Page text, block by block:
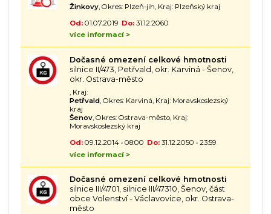
Žinkovy, Okres: Plzeň-jih, Kraj: Plzeňský kraj
Od:01.07.2019 Do: 31.12.2060
více informací >
Dočasné omezení celkové hmotnosti
silnice II/473, Petřvald, okr. Karviná - Šenov,
okr. Ostrava-město
, Kraj:
Petřvald, Okres: Karviná, Kraj: Moravskoslezský
kraj
Šenov, Okres: Ostrava-město, Kraj:
Moravskoslezský kraj
Od:09.12.2014 • 08:00 Do: 31.12.2050 • 23:59
více informací >
Dočasné omezení celkové hmotnosti
silnice III/4701, silnice III/47310, Šenov, část
obce Volenství - Václavovice, okr. Ostrava-
město